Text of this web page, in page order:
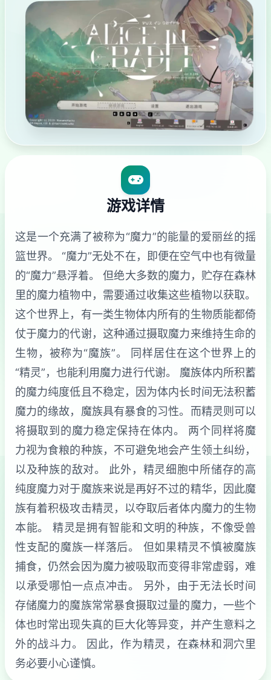
游戏详情
这是一个充满了被称为“魔力”的能量的爱丽丝的摇
篮世界。 “魔力”无处不在，即便在空气中也有微量
的“魔力”悬浮着。 但绝大多数的魔力，贮存在森林
里的魔力植物中，需要通过收集这些植物以获取。
这个世界上，有一类生物体内所有的生物质能都倚
仗于魔力的代谢，这种通过摄取魔力来维持生命的
生物，被称为“魔族”。 同样居住在这个世界上的
“精灵”，也能利用魔力进行代谢。 魔族体内所积蓄
的魔力纯度低且不稳定，因为体内长时间无法积蓄
魔力的缘故，魔族具有暴食的习性。而精灵则可以
将摄取到的魔力稳定保持在体内。 两个同样将魔
力视为食粮的种族，不可避免地会产生领土纠纷，
以及种族的敌对。 此外，精灵细胞中所储存的高
纯度魔力对于魔族来说是再好不过的精华，因此魔
族有着积极攻击精灵，以夺取后者体内魔力的生物
本能。 精灵是拥有智能和文明的种族，不像受兽
性支配的魔族一样落后。 但如果精灵不慎被魔族
捕食，仍然会因为魔力被吸取而变得非常虚弱，难
以承受哪怕一点点冲击。 另外，由于无法长时间
存储魔力的魔族常常暴食摄取过量的魔力，一些个
体也时常出现失真的巨大化等异变，并产生意料之
外的战斗力。 因此，作为精灵，在森林和洞穴里
务必要小心谨慎。